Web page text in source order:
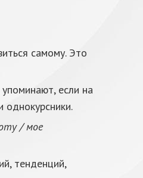
самому. Это
если на
однокурсники.
/ мое
тенденций,